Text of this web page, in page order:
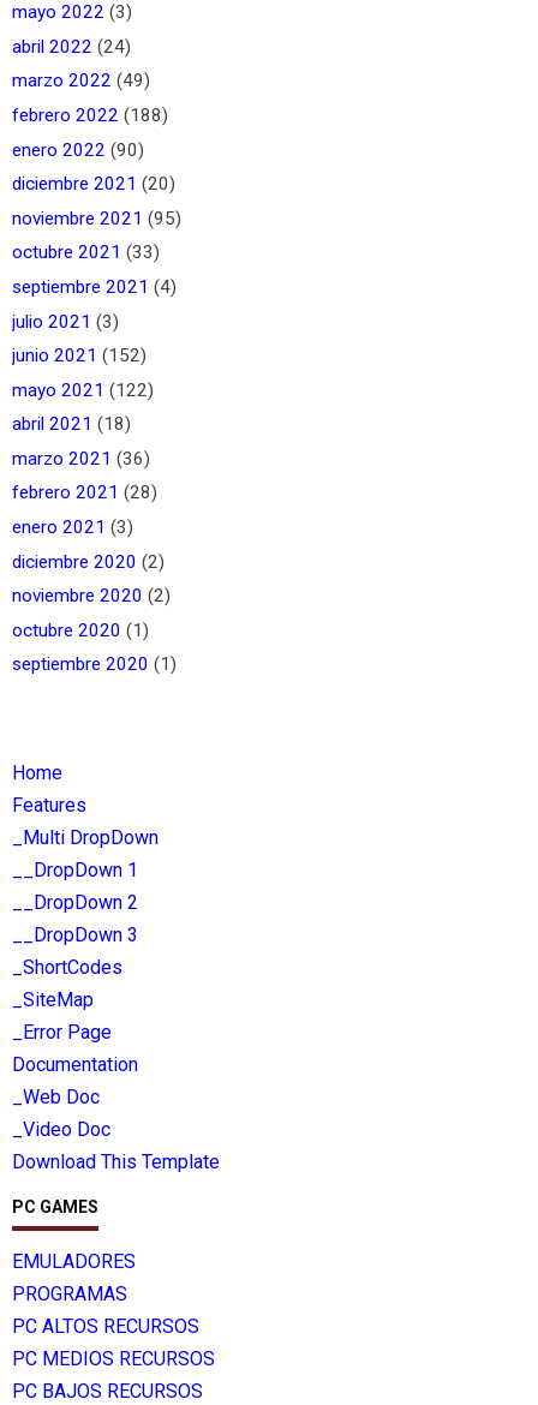
mayo 2022 (3)
abril 2022 (24)
marzo 2022 (49)
febrero 2022 (188)
enero 2022 (90)
diciembre 2021 (20)
noviembre 2021 (95)
octubre 2021 (33)
septiembre 2021 (4)
julio 2021 (3)
junio 2021 (152)
mayo 2021 (122)
abril 2021 (18)
marzo 2021 (36)
febrero 2021 (28)
enero 2021 (3)
diciembre 2020 (2)
noviembre 2020 (2)
octubre 2020 (1)
septiembre 2020 (1)
Home
Features
_Multi DropDown
__DropDown 1
__DropDown 2
__DropDown 3
_ShortCodes
_SiteMap
_Error Page
Documentation
_Web Doc
_Video Doc
Download This Template
PC GAMES
EMULADORES
PROGRAMAS
PC ALTOS RECURSOS
PC MEDIOS RECURSOS
PC BAJOS RECURSOS